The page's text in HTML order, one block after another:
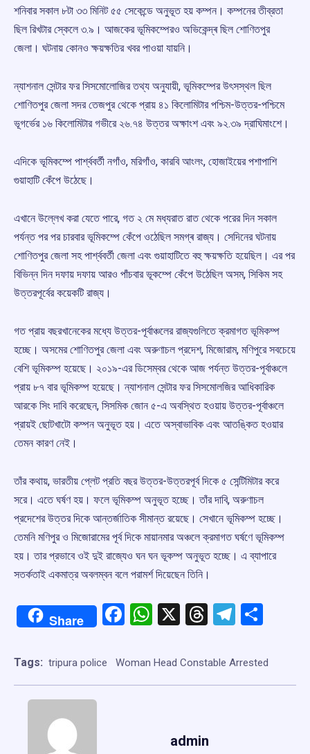
শনিবার সকাল ৮টা ৩৩ মিনিট ৫৫ সেকেন্ডে অনুভূত হয় কম্পন। কম্পনের তীব্রতা
ছিল রিখটার স্কেলে ৩.৯। আজকের ভূমিকম্পেরও অভিকেন্দ্ৰ ছিল শোণিতপুর
জেলা। ঘটনায় কোনও ক্ষয়ক্ষতির খবর পাওয়া যায়নি।
ন্যাশনাল সেন্টার ফর সিসমোলোজির তথ্য অনুযায়ী, ভূমিকম্পের উৎসস্থল ছিল
শোণিতপুর জেলা সদর তেজপুর থেকে প্রায় ৪১ কিলোমিটার পশ্চিম-উত্তর-পশ্চিমে
ভূগৰ্ভের ১৬ কিলোমিটার গভীরে ২৬.৭৪ উত্তর অক্ষাংশ এবং ৯২.৩৯ দ্রাঘিমাংশে।
এদিকে ভূমিকম্পে পার্শ্ববর্তী নগাঁও, মরিগাঁও, কারবি আংলং, হোজাইয়ের পশাপাশি
গুয়াহাটি কেঁপে উঠেছে।
এখানে উল্লেখ করা যেতে পারে, গত ২ মে মধ্যরাত রাত থেকে পরের দিন সকাল
পর্যন্ত পর পর চারবার ভূমিকম্পে কেঁপে ওঠেছিল সমগ্ৰ রাজ্য। সেদিনের ঘটনায়
শোণিতপুর জেলা সহ পার্শ্ববর্তী জেলা এবং গুয়াহাটিতে বহু ক্ষয়ক্ষতি হয়েছিল। এর পর
বিভিন্ন দিন দফায় দফায় আরও পাঁচবার ভূকম্পে কেঁপে উঠেছিল অসম, সিকিম সহ
উত্তরপূর্বের কয়েকটি রাজ্য।
গত প্রায় বছরখানেকের মধ্যে উত্তর-পূর্বাঞ্চলের রাজ্যগুলিতে ক্রমাগত ভূমিকম্প
হচ্ছে। অসমের শোণিতপুর জেলা এবং অরুণাচল প্রদেশ, মিজোরাম, মণিপুরে সবচেয়ে
বেশি ভূমিকম্প হয়েছে। ২০১৯-এর ডিসেম্বর থেকে আজ পর্যন্ত উত্তর-পূর্বাঞ্চলে
প্রায় ৮৭ বার ভূমিকম্প হয়েছে। ন্যাশনাল সেন্টার ফর সিসমোলজির আধিকারিক
আরকে সিং দাবি করেছেন, সিসমিক জোন ৫-এ অবস্থিত হওয়ায় উত্তর-পূর্বাঞ্চলে
প্রায়ই ছোটখাটো কম্পন অনুভূত হয়। এতে অস্বাভাবিক এবং আতঙ্কিত হওয়ার
তেমন কারণ নেই।
তাঁর কথায়, ভারতীয় প্লেট প্রতি বছর উত্তর-উত্তরপূর্ব দিকে ৫ সেন্টিমিটার করে
সরে। এতে ঘর্ষণ হয়। ফলে ভূমিকম্প অনুভূত হচ্ছে। তাঁর দাবি, অরুণাচল
প্রদেশের উত্তর দিকে আন্তর্জাতিক সীমান্ত রয়েছে। সেখানে ভূমিকম্প হচ্ছে।
তেমনি মণিপুর ও মিজোরামের পূর্ব দিকে মায়ানমার অঞ্চলে ক্রমাগত ঘর্ষণে ভূমিকম্প
হয়। তার প্রভাবে ওই দুই রাজ্যেও ঘন ঘন ভূকম্প অনুভূত হচ্ছে। এ ব্যাপারে
সতর্কতাই একমাত্র অবলম্বন বলে পরামর্শ দিয়েছেন তিনি।
Share Facebook
WhatsApp
X Threads
Tags: tripura police Woman Head Constable Arrested
admin